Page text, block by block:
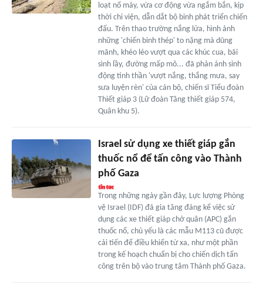
loạt nổ máy, vừa cơ động vừa ngắm bắn, kịp
thời chi viện, dẫn dắt bộ binh phát triển chiến
đấu. Trên thao trường nắng lửa, hình ảnh
những 'chiến binh thép' to nặng mà dũng
mãnh, khéo léo vượt qua các khúc cua, bãi
sình lầy, đường mấp mô... đã phản ánh sinh
động tinh thần 'vượt nắng, thắng mưa, say
sưa luyện rèn' của cán bộ, chiến sĩ Tiểu đoàn
Thiết giáp 3 (Lữ đoàn Tăng thiết giáp 574,
Quân khu 5).
Israel sử dụng xe thiết giáp gắn
thuốc nổ để tấn công vào Thành
phố Gaza
Trong những ngày gần đây, Lực lượng Phòng
vệ Israel (IDF) đã gia tăng đáng kể việc sử
dụng các xe thiết giáp chở quân (APC) gắn
thuốc nổ, chủ yếu là các mẫu M113 cũ được
cải tiến để điều khiển từ xa, như một phần
trong kế hoạch chuẩn bị cho chiến dịch tấn
công trên bộ vào trung tâm Thành phố Gaza.